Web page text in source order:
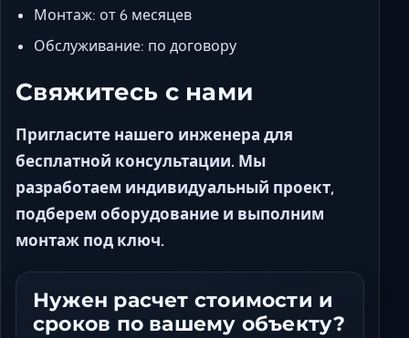
Монтаж: от 6 месяцев
Обслуживание: по договору
Свяжитесь с нами
Пригласите нашего инженера для
бесплатной консультации. Мы
разработаем индивидуальный проект,
подберем оборудование и выполним
монтаж под ключ.
Нужен расчет стоимости и
сроков по вашему объекту?